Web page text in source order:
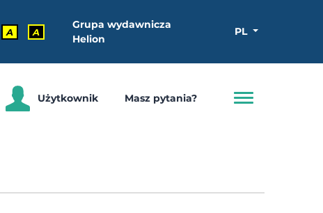
A A
Grupa wydawnicza
Helion
PL
Użytkownik Masz pytania?